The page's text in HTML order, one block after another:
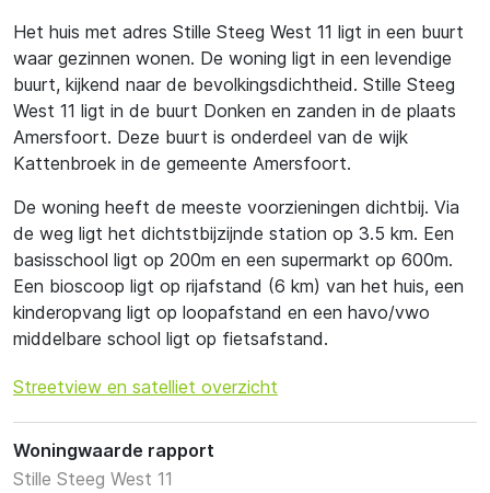
Het huis met adres Stille Steeg West 11 ligt in een buurt
waar gezinnen wonen. De woning ligt in een levendige
buurt, kijkend naar de bevolkingsdichtheid. Stille Steeg
West 11 ligt in de buurt Donken en zanden in de plaats
Amersfoort. Deze buurt is onderdeel van de wijk
Kattenbroek in de gemeente Amersfoort.
De woning heeft de meeste voorzieningen dichtbij. Via
de weg ligt het dichtstbijzijnde station op 3.5 km. Een
basisschool ligt op 200m en een supermarkt op 600m.
Een bioscoop ligt op rijafstand (6 km) van het huis, een
kinderopvang ligt op loopafstand en een havo/vwo
middelbare school ligt op fietsafstand.
Streetview en satelliet overzicht
Woningwaarde rapport
Stille Steeg West 11